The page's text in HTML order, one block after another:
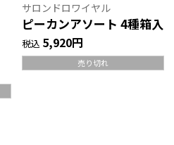
サロンドロワイヤル
ピーカンアソート 4種箱入
税込 5,920円
売り切れ